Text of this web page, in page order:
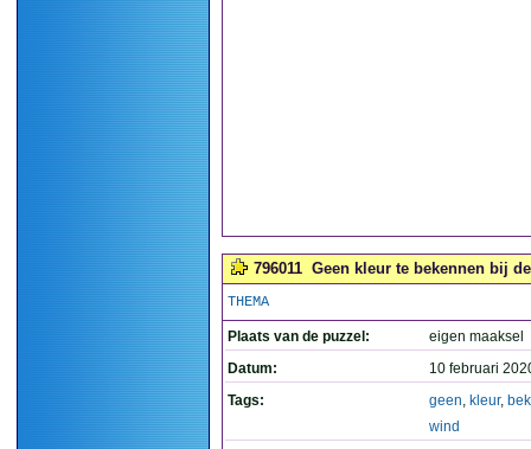
796011 Geen kleur te bekennen bij
THEMA
Plaats van de puzzel:
eigen maaksel
Datum:
10 februari
Tags:
geen, kleur,
wind